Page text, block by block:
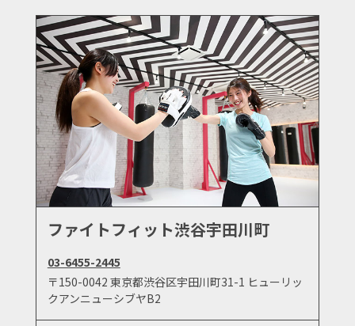
ファイトフィット渋谷宇田川町
03-6455-2445
〒150-0042 東京都渋谷区宇田川町31-1 ヒューリッ
クアンニューシブヤB2